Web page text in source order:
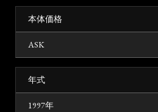
本体価格
ASK
年式
1997年